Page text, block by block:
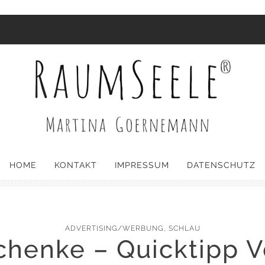
HOME KONTAKT IMPRESSUM DATENSCHUTZ
ADVERTISING/WERBUNG , SCHLAU
– Quicktipp